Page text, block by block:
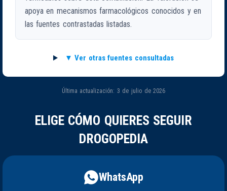
apoya en mecanismos farmacológicos conocidos y en
las fuentes contrastadas listadas.
Ver otras fuentes consultadas
Última actualización: 3 de julio de 2026
ELIGE CÓMO QUIERES SEGUIR
DROGOPEDIA
WhatsApp